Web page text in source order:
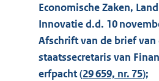
Economische Zaken,
Innovatie d.d. 10
Afschrift van de brief van
staatssecretaris van
erfpacht (29 659, nr. 75);